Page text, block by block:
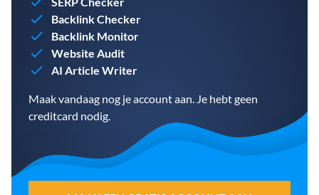
Backlink Checker
Backlink Monitor
Website Audit
AI Article Writer
Maak vandaag nog je account aan. Je hebt geen
creditcard nodig.